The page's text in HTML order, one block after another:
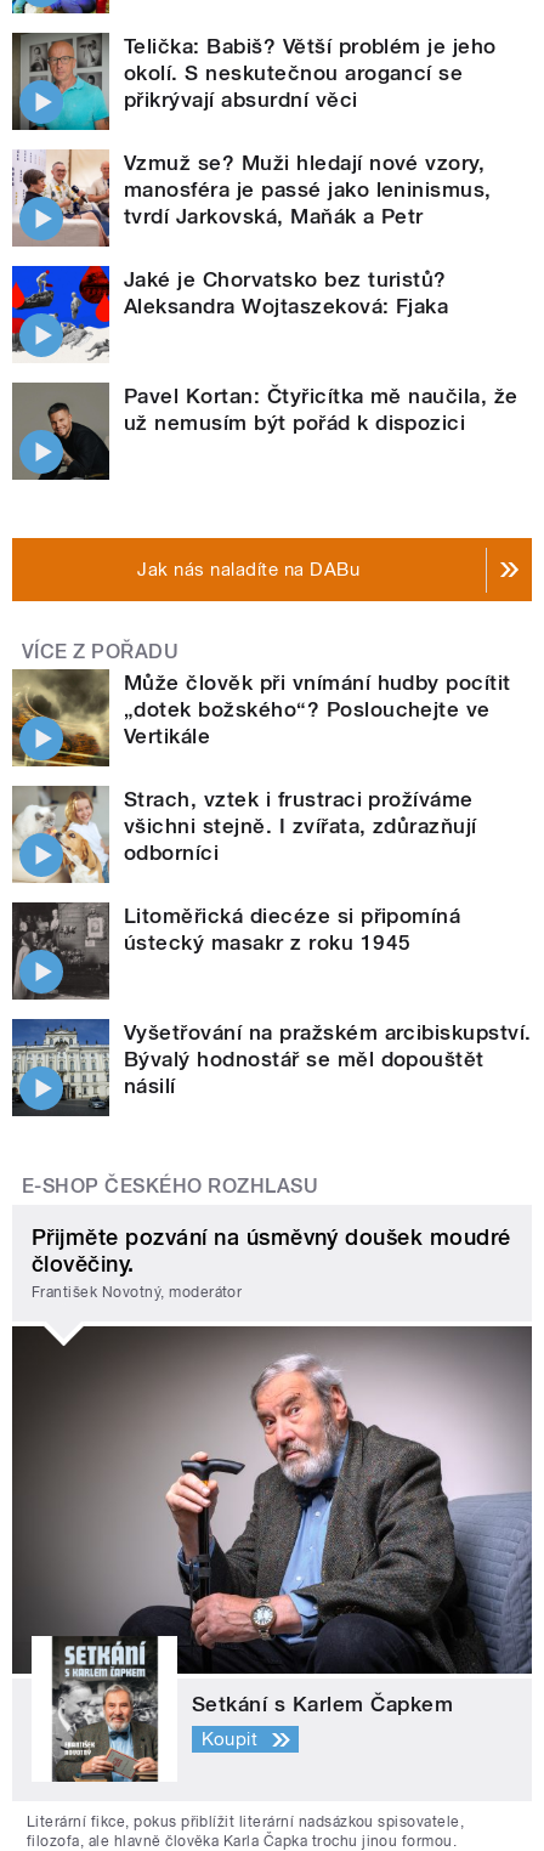
Telička: Babiš? Větší problém je jeho
okolí. S neskutečnou arogancí se
přikrývají absurdní věci
Vzmuž se? Muži hledají nové vzory,
manosféra je passé jako leninismus,
tvrdí Jarkovská, Maňák a Petr
Jaké je Chorvatsko bez turistů?
Aleksandra Wojtaszeková: Fjaka
Pavel Kortan: Čtyřicítka mě naučila, že
už nemusím být pořád k dispozici
Jak nás naladíte na DABu
VÍCE Z POŘADU
Může člověk při vnímání hudby pocítit
„dotek božského“? Poslouchejte ve
Vertikále
Strach, vztek i frustraci prožíváme
všichni stejně. I zvířata, zdůrazňují
odborníci
Litoměřická diecéze si připomíná
ústecký masakr z roku 1945
Vyšetřování na pražském arcibiskupství.
Bývalý hodnostář se měl dopouštět
násilí
E-SHOP ČESKÉHO ROZHLASU
Přijměte pozvání na úsměvný doušek moudré
člověčiny.
František Novotný, moderátor
Setkání s Karlem Čapkem
Koupit
Literární fikce, pokus přiblížit literární nadsázkou spisovatele,
filozofa, ale hlavně člověka Karla Čapka trochu jinou formou.